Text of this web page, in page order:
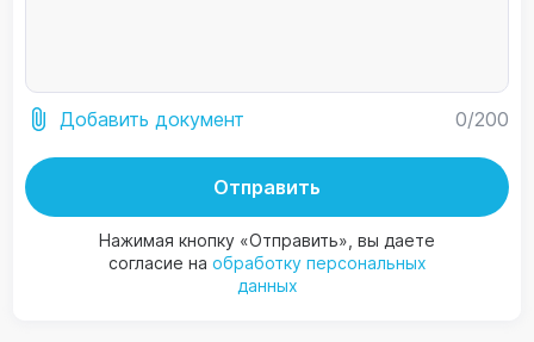
Добавить документ 0/200
Отправить
Нажимая кнопку «Отправить», вы даете
согласие на обработку персональных
данных